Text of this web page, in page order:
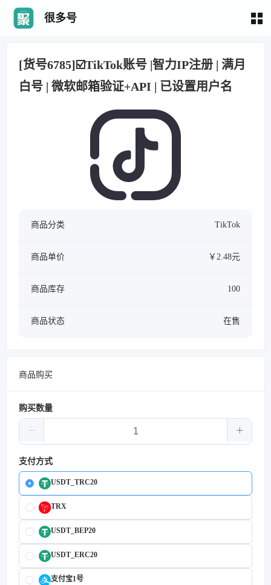
很多号
[货号6785]☑️TikTok账号 |智力IP注册 | 满月
白号 | 微软邮箱验证+API | 已设置用户名
商品分类 TikTok
商品单价 ￥2.48元
商品库存 100
商品状态 在售
商品购买
购买数量
支付方式
USDT_TRC20
TRX
USDT_BEP20
USDT_ERC20
支付宝1号